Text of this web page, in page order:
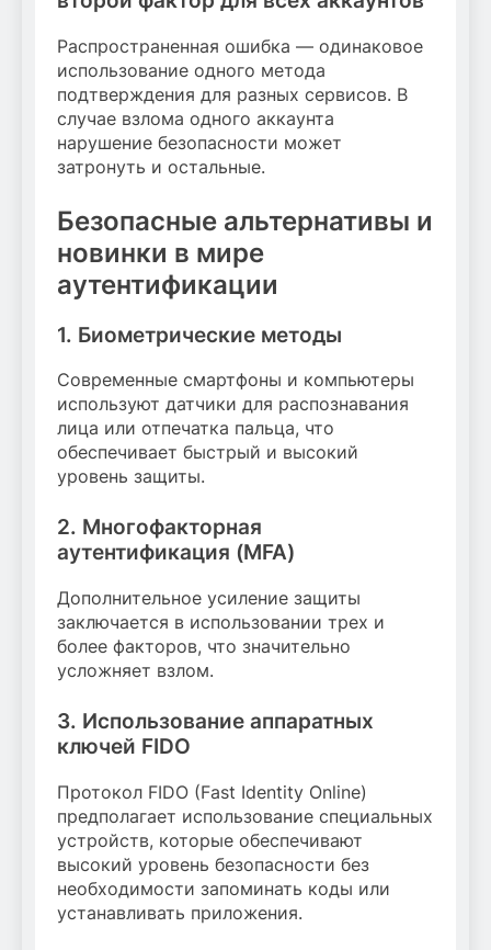
Распространенная ошибка — одинаковое
использование одного метода
подтверждения для разных сервисов. В
случае взлома одного аккаунта
нарушение безопасности может
затронуть и остальные.
Безопасные альтернативы и
новинки в мире
аутентификации
1. Биометрические методы
Современные смартфоны и компьютеры
используют датчики для распознавания
лица или отпечатка пальца, что
обеспечивает быстрый и высокий
уровень защиты.
2. Многофакторная
аутентификация (MFA)
Дополнительное усиление защиты
заключается в использовании трех и
более факторов, что значительно
усложняет взлом.
3. Использование аппаратных
ключей FIDO
Протокол FIDO (Fast Identity Online)
предполагает использование специальных
устройств, которые обеспечивают
высокий уровень безопасности без
необходимости запоминать коды или
устанавливать приложения.